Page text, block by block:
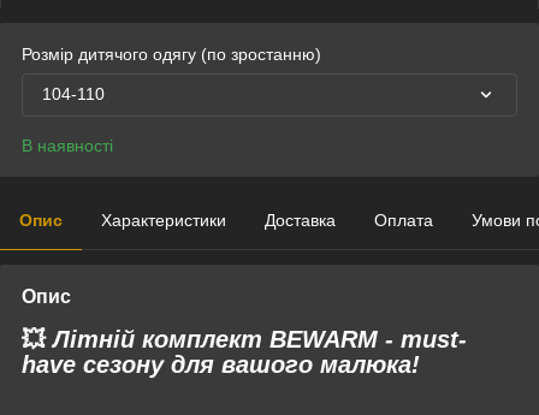
Розмір дитячого одягу (по зростанню)
104-110
В наявності
Опис Характеристики Доставка Оплата Умови
Опис
💥Літній комплект BEWARM - must-
have сезону для вашого малюка!